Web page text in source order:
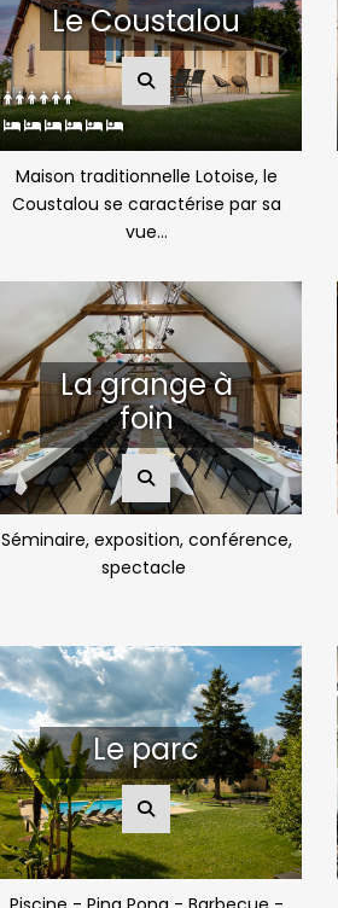
Le Coustalou
Maison traditionnelle Lotoise, le
Coustalou se caractérise par sa
vue...
La grange à
foin
Séminaire, exposition, conférence,
spectacle
Le parc